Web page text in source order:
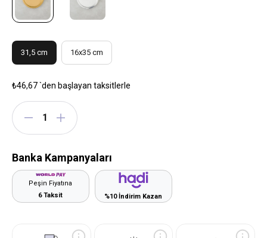
31,5 cm 16x35 cm
₺46,67`den başlayan taksitlerle
Banka Kampanyaları
Peşin Fiyatına
6 Taksit
%10 İndirim Kazan